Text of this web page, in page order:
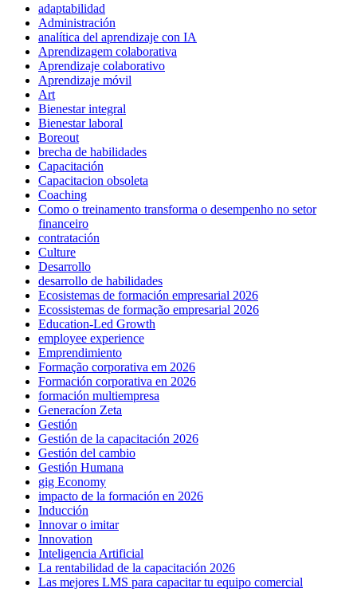
adaptabilidad
Administración
analítica del aprendizaje con IA
Aprendizagem colaborativa
Aprendizaje colaborativo
Aprendizaje móvil
Art
Bienestar integral
Bienestar laboral
Boreout
brecha de habilidades
Capacitación
Capacitacion obsoleta
Coaching
Como o treinamento transforma o desempenho no setor
financeiro
contratación
Culture
Desarrollo
desarrollo de habilidades
Ecosistemas de formación empresarial 2026
Ecossistemas de formação empresarial 2026
Education-Led Growth
employee experience
Emprendimiento
Formação corporativa em 2026
Formación corporativa en 2026
formación multiempresa
Generacíon Zeta
Gestión
Gestión de la capacitación 2026
Gestión del cambio
Gestión Humana
gig Economy
impacto de la formación en 2026
Inducción
Innovar o imitar
Innovation
Inteligencia Artificial
La rentabilidad de la capacitación 2026
Las mejores LMS para capacitar tu equipo comercial